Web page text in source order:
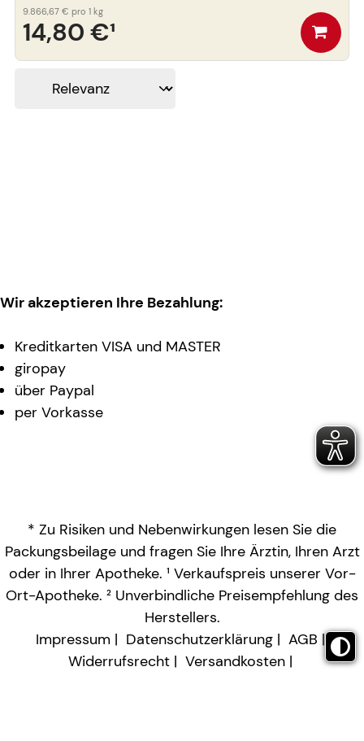
14,80 €¹
9.866,67 € pro 1 kg
Wir akzeptieren Ihre Bezahlung:
Kreditkarten VISA und MASTER
giropay
über Paypal
per Vorkasse
* Zu Risiken und Nebenwirkungen lesen Sie die
Packungsbeilage und fragen Sie Ihre Ärztin, Ihren Arzt
oder in Ihrer Apotheke. ¹ Verkaufspreis unserer Vor-
Ort-Apotheke. ² Unverbindliche Preisempfehlung des
Herstellers.
Impressum
Datenschutzerklärung
AGB
Widerrufsrecht
Versandkosten